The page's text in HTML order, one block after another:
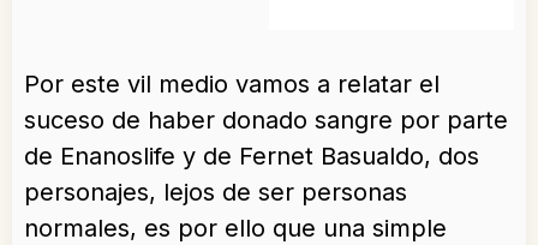
Por este vil medio vamos a relatar el
suceso de haber donado sangre por parte
de Enanoslife y de Fernet Basualdo, dos
personajes, lejos de ser personas
normales, es por ello que una simple